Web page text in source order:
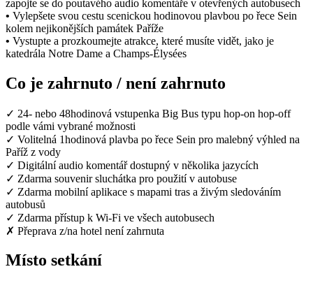
zapojte se do poutavého audio komentáře v otevřených autobusech
• Vylepšete svou cestu scenickou hodinovou plavbou po řece Sein
kolem nejikonějších památek Paříže
• Vystupte a prozkoumejte atrakce, které musíte vidět, jako je
katedrála Notre Dame a Champs-Élysées
Co je zahrnuto / není zahrnuto
✓ 24- nebo 48hodinová vstupenka Big Bus typu hop-on hop-off
podle vámi vybrané možnosti
✓ Volitelná 1hodinová plavba po řece Sein pro malebný výhled na
Paříž z vody
✓ Digitální audio komentář dostupný v několika jazycích
✓ Zdarma souvenir sluchátka pro použití v autobuse
✓ Zdarma mobilní aplikace s mapami tras a živým sledováním
autobusů
✓ Zdarma přístup k Wi‑Fi ve všech autobusech
✗ Přeprava z/na hotel není zahrnuta
Místo setkání